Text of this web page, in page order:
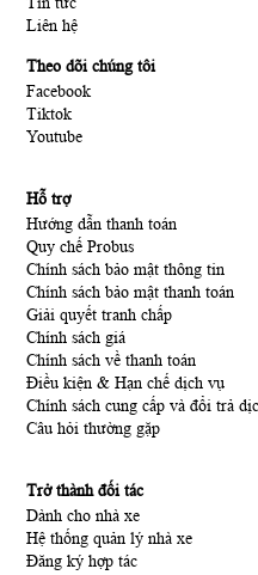
Liên hệ
Theo dõi chúng tôi
Facebook
Tiktok
Youtube
Hỗ trợ
Hướng dẫn thanh toán
Quy chế Probus
Chính sách bảo mật thông tin
Chính sách bảo mật thanh toán
Giải quyết tranh chấp
Chính sách giá
Chính sách về thanh toán
Điều kiện & Hạn chế dịch vụ
Chính sách cung cấp và đổi trả
Câu hỏi thường gặp
Trở thành đối tác
Dành cho nhà xe
Hệ thống quản lý nhà xe
Đăng ký hợp tác